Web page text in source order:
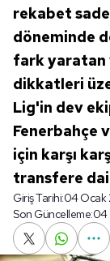
rekabet
döneminde
fark yaratan
dikkatleri
Lig'in dev
Fenerbahçe
için karşı
transfere
Giriş Tarihi:04 Ocak
Son Güncelleme:04